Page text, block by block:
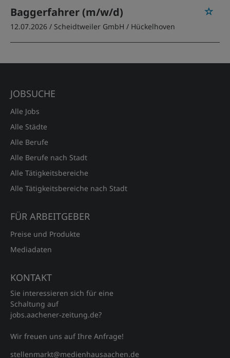
Baggerfahrer (m/w/d)
12.07.2026 / Scheidtweiler GmbH / Hückelhoven
JOBSUCHE
Alle Jobs
Alle Städte
Alle Berufe
Alle Berufe nach Stadt
Alle Tätigkeitsbereiche
Alle Tätigkeitsbereiche nach Stadt
FÜR ARBEITGEBER
Preise und Produkte
Mediadaten
KONTAKT
Sie interessieren sich für eine
Schaltung auf
jobs.aachener‑zeitung.de?
Wir freuen uns auf Ihre Anfrage!
stellenmarkt@medienhausaachen.de